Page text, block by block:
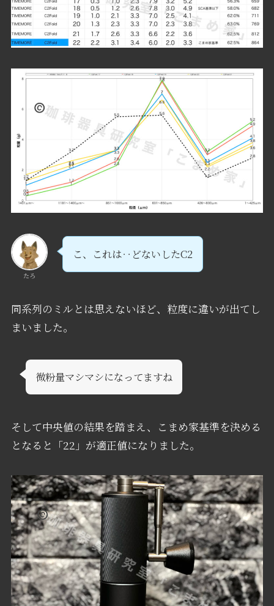
たろ
こ、これは‥どないしたC2
同系列のミルとは思えないほど、粒度に違いが出てし
まいました。
微粉量マシマシになってますね
そして中央値の結果を踏まえ、こまめ家基準を決める
となると「22」が適正値になりました。